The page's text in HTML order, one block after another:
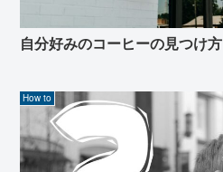
自分好みのコーヒーの見つけ方
How to